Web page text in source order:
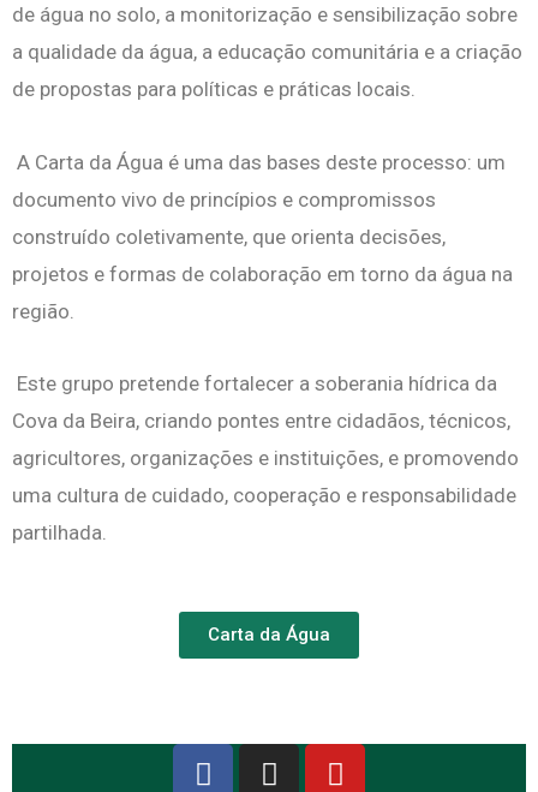
de água no solo, a monitorização e sensibilização sobre
a qualidade da água, a educação comunitária e a criação
de propostas para políticas e práticas locais.
A Carta da Água é uma das bases deste processo: um
documento vivo de princípios e compromissos
construído coletivamente, que orienta decisões,
projetos e formas de colaboração em torno da água na
região.
Este grupo pretende fortalecer a soberania hídrica da
Cova da Beira, criando pontes entre cidadãos, técnicos,
agricultores, organizações e instituições, e promovendo
uma cultura de cuidado, cooperação e responsabilidade
partilhada.
Carta da Água